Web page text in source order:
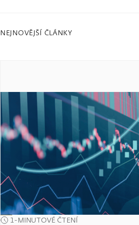
NEJNOVĚJŠÍ ČLÁNKY
1-MINUTOVÉ ČTENÍ